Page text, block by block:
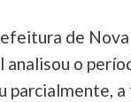
de
analisou o
parcialmente,